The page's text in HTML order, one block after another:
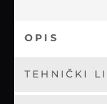
OPIS
TEHNIČKI